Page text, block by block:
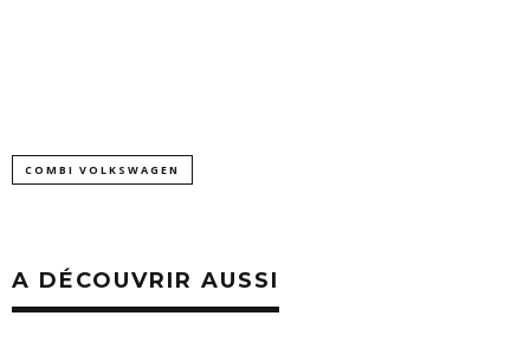
COMBI VOLKSWAGEN
A DÉCOUVRIR AUSSI